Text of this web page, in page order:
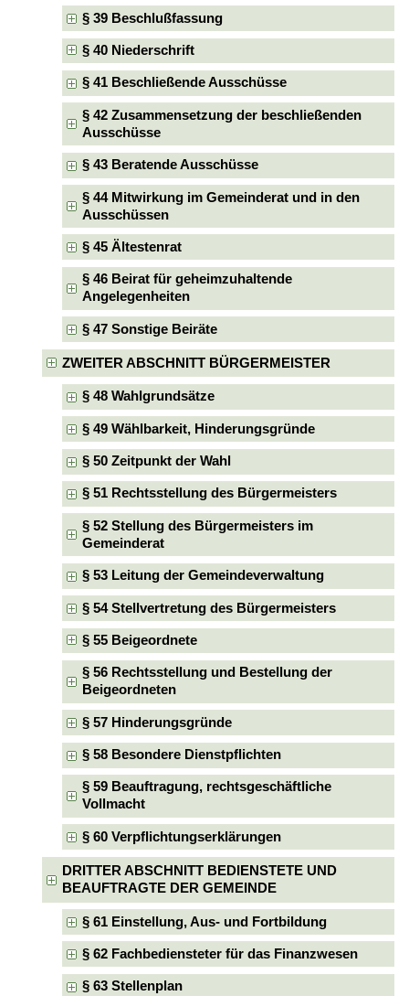
§ 39 Beschlußfassung
§ 40 Niederschrift
§ 41 Beschließende Ausschüsse
§ 42 Zusammensetzung der beschließenden
Ausschüsse
§ 43 Beratende Ausschüsse
§ 44 Mitwirkung im Gemeinderat und in den
Ausschüssen
§ 45 Ältestenrat
§ 46 Beirat für geheimzuhaltende
Angelegenheiten
§ 47 Sonstige Beiräte
ZWEITER ABSCHNITT BÜRGERMEISTER
§ 48 Wahlgrundsätze
§ 49 Wählbarkeit, Hinderungsgründe
§ 50 Zeitpunkt der Wahl
§ 51 Rechtsstellung des Bürgermeisters
§ 52 Stellung des Bürgermeisters im
Gemeinderat
§ 53 Leitung der Gemeindeverwaltung
§ 54 Stellvertretung des Bürgermeisters
§ 55 Beigeordnete
§ 56 Rechtsstellung und Bestellung der
Beigeordneten
§ 57 Hinderungsgründe
§ 58 Besondere Dienstpflichten
§ 59 Beauftragung, rechtsgeschäftliche
Vollmacht
§ 60 Verpflichtungserklärungen
DRITTER ABSCHNITT BEDIENSTETE UND
BEAUFTRAGTE DER GEMEINDE
§ 61 Einstellung, Aus- und Fortbildung
§ 62 Fachbediensteter für das Finanzwesen
§ 63 Stellenplan